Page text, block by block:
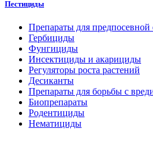
Пестициды
Препараты для предпосевной
Гербициды
Фунгициды
Инсектициды и акарициды
Регуляторы роста растений
Десиканты
Препараты для борьбы с
Биопрепараты
Родентициды
Нематициды